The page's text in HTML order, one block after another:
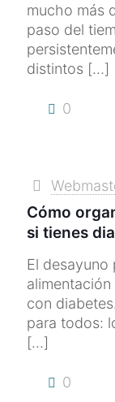
mucho más
paso del
distintos […]
0
Cómo
si tienes
El desayuno
con
para todos:
[…]
0